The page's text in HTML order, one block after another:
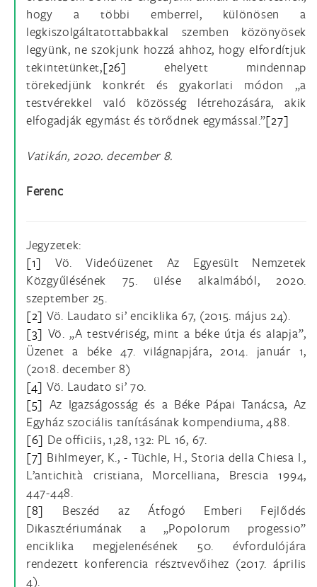
hogy a többi emberrel, különösen a
legkiszolgáltatottabbakkal szemben közönyösek
legyünk, ne szokjunk hozzá ahhoz, hogy elfordítjuk
tekintetünket,[26] ehelyett mindennap
törekedjünk konkrét és gyakorlati módon „a
testvérekkel való közösség létrehozására, akik
elfogadják egymást és törődnek egymással.”[27]
Vatikán, 2020. december 8.
Ferenc
Jegyzetek:
[1] Vö. Videóüzenet Az Egyesült Nemzetek
Közgyűlésének 75. ülése alkalmából, 2020.
szeptember 25.
[2] Vö. Laudato si’ enciklika 67, (2015. május 24).
[3] Vö. „A testvériség, mint a béke útja és alapja”,
Üzenet a béke 47. világnapjára, 2014. január 1,
(2018. december 8)
[4] Vö. Laudato si’ 70.
[5] Az Igazságosság és a Béke Pápai Tanácsa, Az
Egyház szociális tanításának kompendiuma, 488.
[6] De officiis, 1,28, 132: PL 16, 67.
[7] Bihlmeyer, K., - Tüchle, H., Storia della Chiesa I.,
L’antichità cristiana, Morcelliana, Brescia 1994,
447-448.
[8] Beszéd az Átfogó Emberi Fejlődés
Dikasztériumának a „Popolorum progessio”
enciklika megjelenésének 50. évfordulójára
rendezett konferencia résztvevőihez (2017. április
4).